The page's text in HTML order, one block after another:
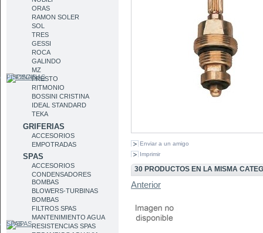
PISCINAS
SPAS
ORAS
RAMON SOLER
SOL
TRES
GESSI
ROCA
GALINDO
MZ
PRESTO
RITMONIO
BOSSINI CRISTINA
IDEAL STANDARD
TEKA
GRIFERIAS
ACCESORIOS
EMPOTRADAS
SPAS
ACCESORIOS
CONDENSADORES
BOMBAS
BLOWERS-TURBINAS
BOMBAS
FILTROS SPAS
MANTENIMIENTO AGUA
RESISTENCIAS SPAS
Enviar a un amigo
Imprimir
30 PRODUCTOS EN LA MISMA
Anterior